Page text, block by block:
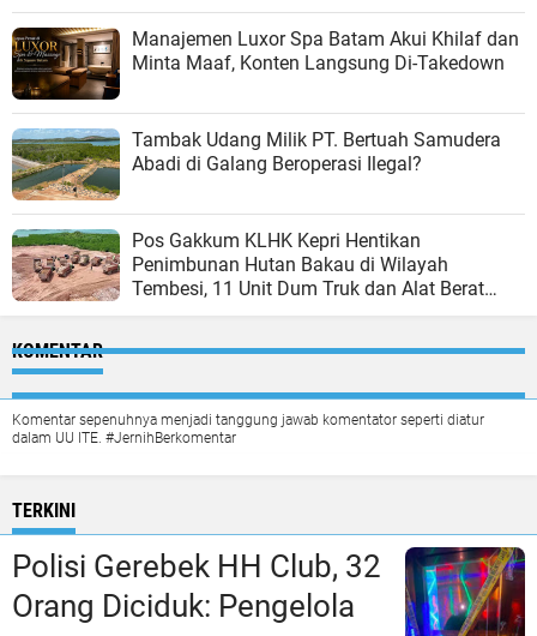
Manajemen Luxor Spa Batam Akui Khilaf dan
Minta Maaf, Konten Langsung Di-Takedown
Tambak Udang Milik PT. Bertuah Samudera
Abadi di Galang Beroperasi Ilegal?
Pos Gakkum KLHK Kepri Hentikan
Penimbunan Hutan Bakau di Wilayah
Tembesi, 11 Unit Dum Truk dan Alat Berat
KOMENTAR
Komentar sepenuhnya menjadi tanggung jawab komentator seperti diatur
dalam UU ITE. #JernihBerkomentar
TERKINI
Polisi Gerebek HH Club, 32
Orang Diciduk: Pengelola